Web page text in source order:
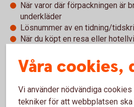
När varor där förpackningen är
underkläder
Lösnummer av en tidning/
När du köpt en resa eller
villkoren)
Presentkort och
Våra cookies,
Vi använder nödvändiga
tekniker för att webbplatsen